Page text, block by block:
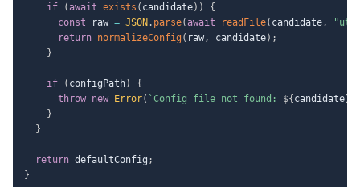
if
( await exists ( candidate) )
{
const raw = JSON . parse( await readFile( candidate,
return normalizeConfig ( raw, candidate) ;
}
if ( configPath)
{
throw new Error( ` Config file not found: ${ candidate}
}
}
return defaultConfig ;
}